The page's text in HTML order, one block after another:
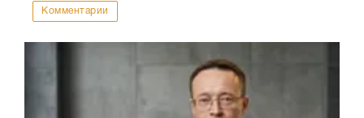
Комментарии